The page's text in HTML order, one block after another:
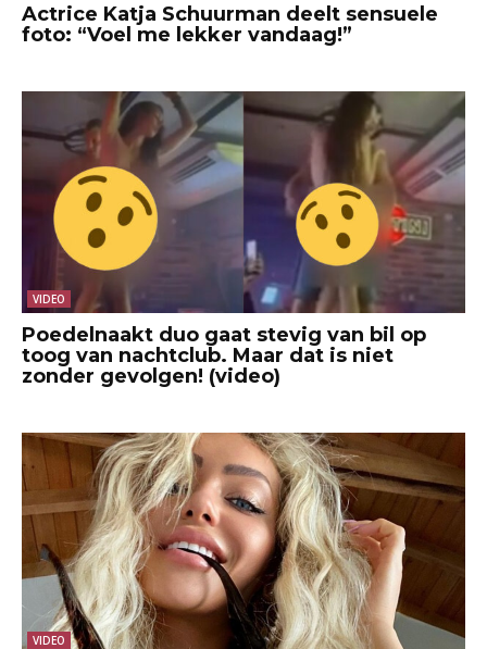
Actrice Katja Schuurman deelt sensuele
foto: “Voel me lekker vandaag!”
VIDEO
Poedelnaakt duo gaat stevig van bil op
toog van nachtclub. Maar dat is niet
zonder gevolgen! (video)
VIDEO